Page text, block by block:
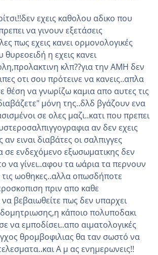
εχεις καθολου αδικο που
να γινουν εξετάσεις
πως εχεις κανει ορμονολογικές
η εχεις κανει
κλπ??για την ΑΜΗ δεν
οτι σου πρότεινε να κανεις..απλα
θέση να γνωρίζω καμια απο αυτες τις
μόνη της..δλδ βγάζουν ενα
σε ολες μαζι..κατι που πρεπει
αν δεν εχεις
αν ειναι διαβάτες οι σαλπιγγες
σε ενδεχόμενο εξωσωματικης δεν
να γίνει..αφου τα ωάρια τα περνουν
τις ωοθηκες..αλλα οπωσδήποτε
πριν απο καθε
βεβαιωθείτε πως δεν υπαρχει
κάποιο πολυποδακι
να εμποδίσει..απο αιματολογικές
θρομβοφιλιας θα ταν σωστό να
Α μ ας ενημερωνεις!!